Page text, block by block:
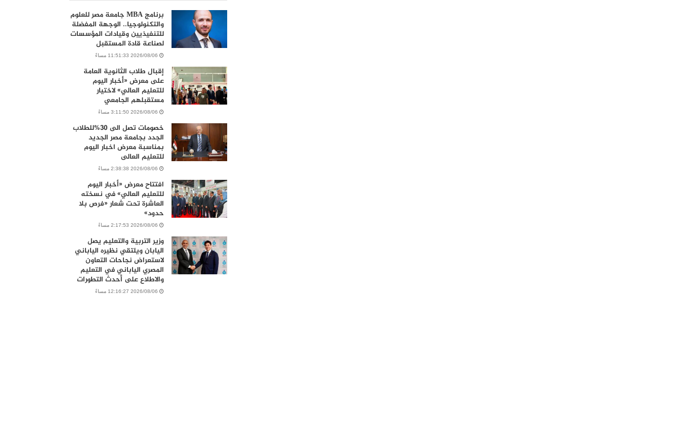
برنامج MBA جامعة مصر للعلوم
والتكنولوجيا.. الوجهة المفضلة
للتنفيذيين وقيادات المؤسسات
لصناعة قادة المستقبل
2026/08/06 11:51:33 مساءً
إقبال طلاب الثانوية العامة
على معرض «أخبار اليوم
للتعليم العالي» لاختيار
مستقبلهم الجامعي
2026/08/06 3:11:50 مساءً
خصومات تصل الى 30%للطلاب
الجدد بجامعة مصر الجديد
بمناسبة معرض اخبار اليوم
للتعليم العالى
2026/08/06 2:38:38 مساءً
افتتاح معرض «أخبار اليوم
للتعليم العالي» في نسخته
العاشرة تحت شعار «فرص بلا
حدود»
2026/08/06 2:17:53 مساءً
وزير التربية والتعليم يصل
اليابان ويلتقي نظيره الياباني
لاستعراض نجاحات التعاون
المصري الياباني في التعليم
والاطلاع على أحدث التطورات
2026/08/06 12:16:27 مساءً